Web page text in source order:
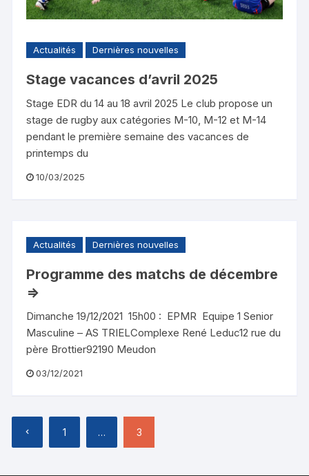
Actualités Dernières nouvelles
Stage vacances d’avril 2025
Stage EDR du 14 au 18 avril 2025 Le club propose un
stage de rugby aux catégories M-10, M-12 et M-14
pendant le première semaine des vacances de
printemps du
10/03/2025
Actualités Dernières nouvelles
Programme des matchs de décembre
=>
Dimanche 19/12/2021 15h00 : EPMR Equipe 1 Senior
Masculine – AS TRIELComplexe René Leduc12 rue du
père Brottier92190 Meudon
03/12/2021
1 … 3